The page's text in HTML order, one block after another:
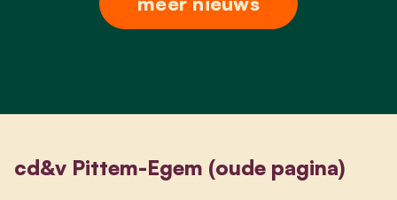
cd&v Pittem-Egem (oude pagina)